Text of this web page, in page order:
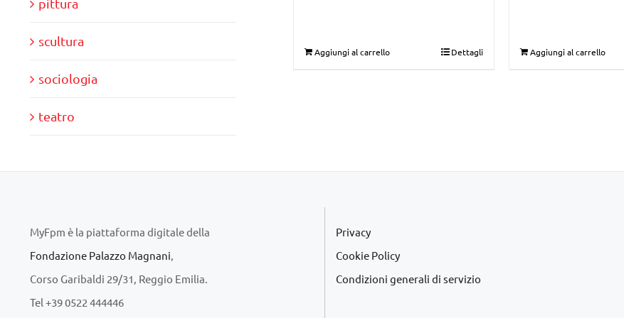
Aggiungi al carrello Dettagli Aggiungi al carrello
scultura
sociologia
teatro
MyFpm è la piattaforma digitale della
Fondazione Palazzo Magnani
Corso Garibaldi 29/31, Reggio Emilia.
Tel +39 0522 444446
Privacy
Cookie Policy
Condizioni generali di servizio